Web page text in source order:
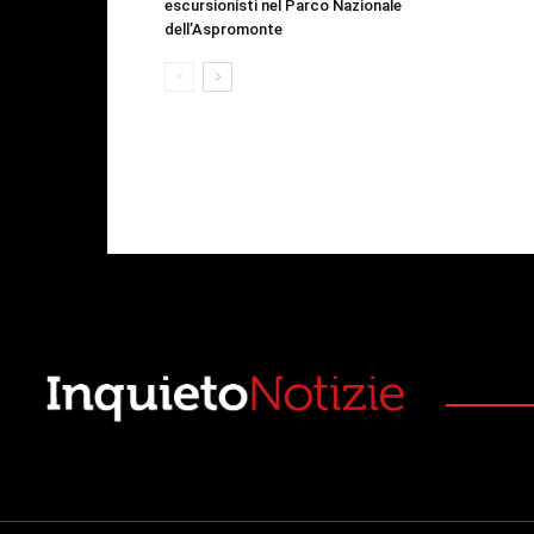
escursionisti nel Parco Nazionale
dell’Aspromonte